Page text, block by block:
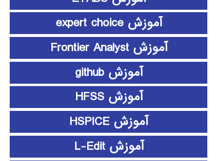
آموزش expert choice
آموزش Frontier Analyst
آموزش github
آموزش HFSS
آموزش HSPICE
آموزش L-Edit